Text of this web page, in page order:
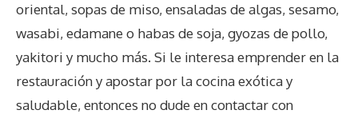
oriental, sopas de miso, ensaladas de algas, sesamo,
wasabi, edamane o habas de soja, gyozas de pollo,
yakitori y mucho más. Si le interesa emprender en la
restauración y apostar por la cocina exótica y
saludable, entonces no dude en contactar con